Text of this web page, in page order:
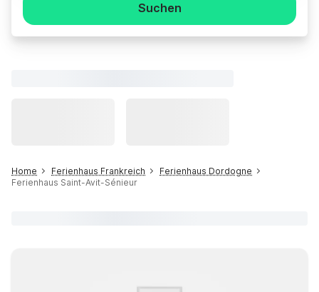
Suchen
Home Ferienhaus Frankreich
Ferienhaus Dordogne
Ferienhaus Saint-Avit-Sénieur